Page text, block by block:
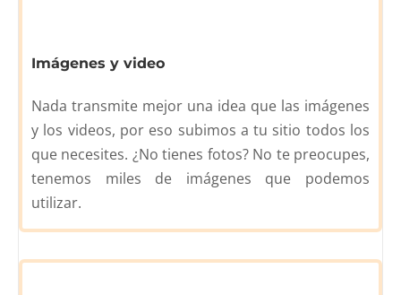
Imágenes y video
Nada transmite mejor una idea que las imágenes
y los videos, por eso subimos a tu sitio todos los
que necesites. ¿No tienes fotos? No te preocupes,
tenemos miles de imágenes que podemos
utilizar.